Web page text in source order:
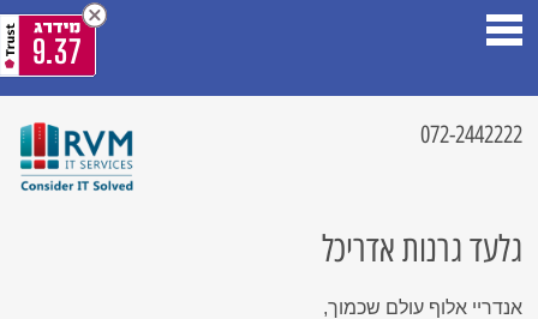
072-2442222
גלעד גרנות אדריכל
אנדריי אלוף עולם שכמוך,
9.37